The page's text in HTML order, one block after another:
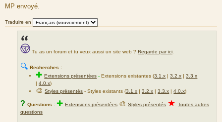
a
g
MP envoyé.
Traduire en
Tu as un forum et tu veux aussi un site web ? Regarde par ici
🔍 Recherches :
✚Extensions présentées -Extensions existantes (3.1.x |3.2.x |3.3.x
|4.0.x)
🎨Styles présentés - Styles existants (3.1.x |3.2.x |3.3.x |4.0.x)
? Questions : ✚ Extensions présentées 🎨 Styles présentés ★ Toutes autres
questions